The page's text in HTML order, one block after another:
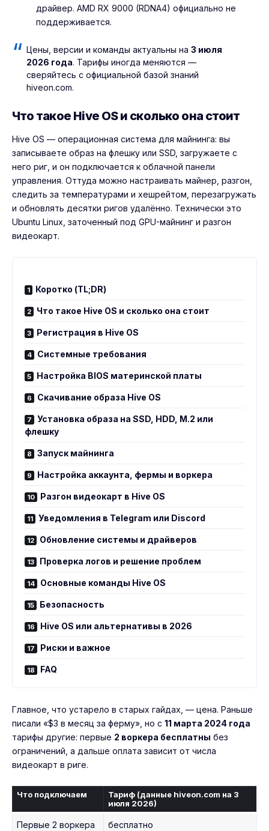
драйвер. AMD RX 9000 (RDNA4) официально не
поддерживается.
Цены, версии и команды актуальны на 3 июля
2026 года. Тарифы иногда меняются —
сверяйтесь с официальной базой знаний
hiveon.com.
Что такое Hive OS и сколько она стоит
Hive OS — операционная система для майнинга: вы
записываете образ на флешку или SSD, загружаете с
него риг, и он подключается к облачной панели
управления. Оттуда можно настраивать майнер, разгон,
следить за температурами и хешрейтом, перезагружать
и обновлять десятки ригов удалённо. Технически это
Ubuntu Linux, заточенный под GPU-майнинг и разгон
видеокарт.
Коротко (TL;DR)
Что такое Hive OS и сколько она стоит
Регистрация в Hive OS
Системные требования
Настройка BIOS материнской платы
Скачивание образа Hive OS
Установка образа на SSD, HDD, M.2 или
флешку
Запуск майнинга
Настройка аккаунта, фермы и воркера
Разгон видеокарт в Hive OS
Уведомления в Telegram или Discord
Обновление системы и драйверов
Проверка логов и решение проблем
Основные команды Hive OS
Безопасность
Hive OS или альтернативы в 2026
Риски и важное
FAQ
Главное, что устарело в старых гайдах, — цена. Раньше
писали «$3 в месяц за ферму», но с 11 марта 2024 года
тарифы другие: первые 2 воркера бесплатны без
ограничений, а дальше оплата зависит от числа
видеокарт в риге.
Что подключаем
Тариф (данные hiveon.com на 3
июля 2026)
Первые 2 воркера бесплатно